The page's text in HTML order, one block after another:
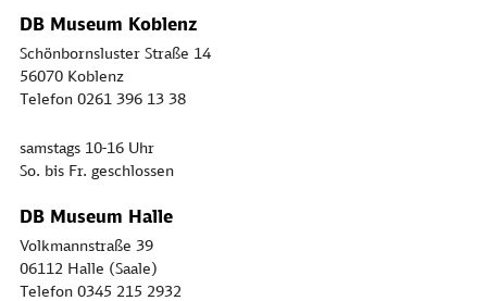
DB Museum Koblenz
Schönbornsluster Straße 14
56070 Koblenz
Telefon 0261 396 13 38
samstags 10-16 Uhr
So. bis Fr. geschlossen
DB Museum Halle
Volkmannstraße 39
06112 Halle (Saale)
Telefon 0345 215 2932